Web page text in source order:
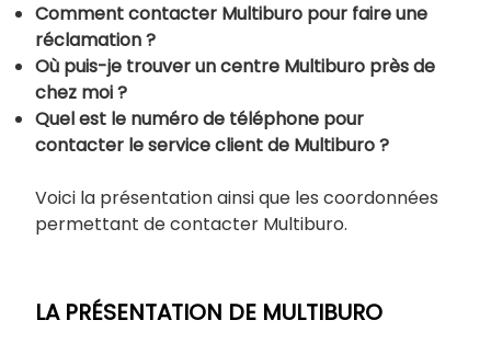
Comment contacter Multiburo pour faire une
réclamation ?
Où puis-je trouver un centre Multiburo près de
chez moi ?
Quel est le numéro de téléphone pour
contacter le service client de Multiburo ?
Voici la présentation ainsi que les coordonnées
permettant de contacter Multiburo.
LA PRÉSENTATION DE MULTIBURO